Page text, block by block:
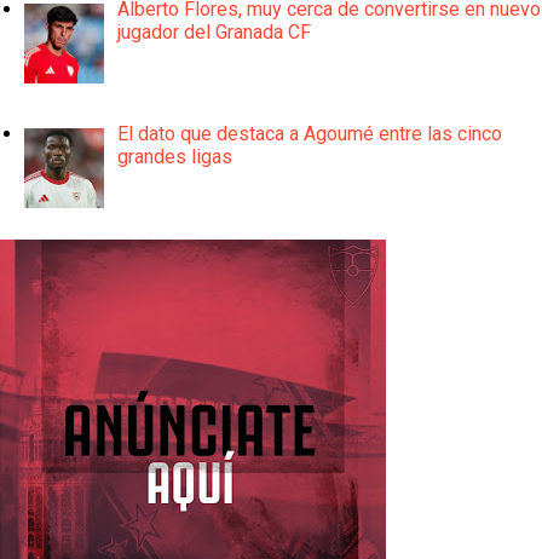
Alberto Flores, muy cerca de convertirse en nuevo
jugador del Granada CF
El dato que destaca a Agoumé entre las cinco
grandes ligas